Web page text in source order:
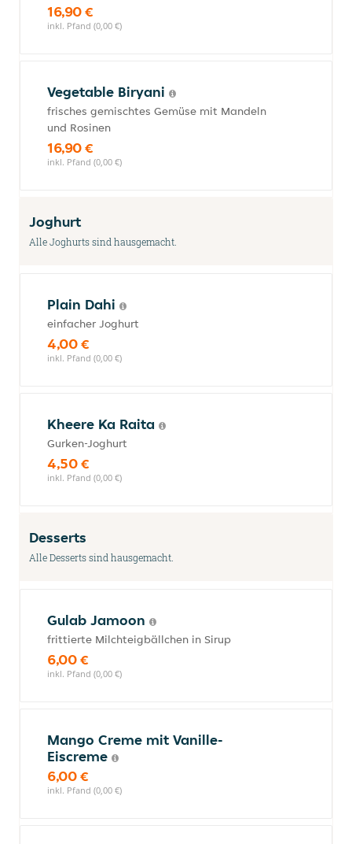
16,90 €
inkl. Pfand (0,00 €)
Vegetable Biryani
frisches gemischtes Gemüse mit Mandeln
und Rosinen
16,90 €
inkl. Pfand (0,00 €)
Joghurt
Alle Joghurts sind hausgemacht.
Plain Dahi
einfacher Joghurt
4,00 €
inkl. Pfand (0,00 €)
Kheere Ka Raita
Gurken-Joghurt
4,50 €
inkl. Pfand (0,00 €)
Desserts
Alle Desserts sind hausgemacht.
Gulab Jamoon
frittierte Milchteigbällchen in Sirup
6,00 €
inkl. Pfand (0,00 €)
Mango Creme mit Vanille-
Eiscreme
6,00 €
inkl. Pfand (0,00 €)